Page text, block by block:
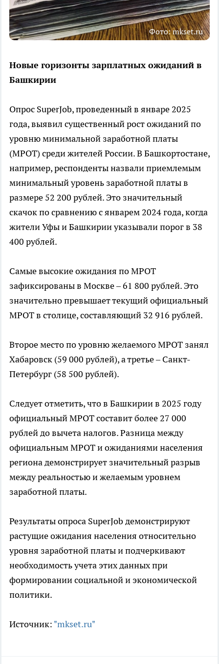
Фото: mkset.ru
Новые горизонты зарплатных ожиданий в
Башкирии
Опрос SuperJob, проведенный в январе 2025
года, выявил существенный рост ожиданий по
уровню минимальной заработной платы
(МРОТ) среди жителей России. В Башкортостане,
например, респонденты назвали приемлемым
минимальный уровень заработной платы в
размере 52 200 рублей. Это значительный
скачок по сравнению с январем 2024 года, когда
жители Уфы и Башкирии указывали порог в 38
400 рублей.
Самые высокие ожидания по МРОТ
зафиксированы в Москве – 61 800 рублей. Это
значительно превышает текущий официальный
МРОТ в столице, составляющий 32 916 рублей.
Второе место по уровню желаемого МРОТ занял
Хабаровск (59 000 рублей), а третье – Санкт-
Петербург (58 500 рублей).
Следует отметить, что в Башкирии в 2025 году
официальный МРОТ составит более 27 000
рублей до вычета налогов. Разница между
официальным МРОТ и ожиданиями населения
региона демонстрирует значительный разрыв
между реальностью и желаемым уровнем
заработной платы.
Результаты опроса SuperJob демонстрируют
растущие ожидания населения относительно
уровня заработной платы и подчеркивают
необходимость учета этих данных при
формировании социальной и экономической
политики.
Источник: "mkset.ru"